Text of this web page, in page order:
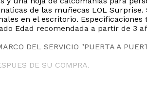
de las muñecas LOL
en el escritorio.
Edad recomendada a partir de 3
DEL SERVICIO "PUERTA A
DE SU COMPRA.